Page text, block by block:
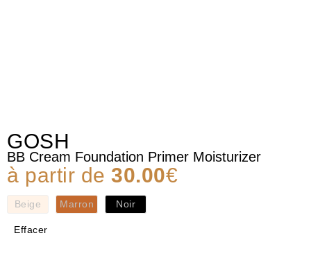
GOSH
BB Cream Foundation Primer Moisturizer
à partir de 30.00€
Beige Marron Noir
Effacer